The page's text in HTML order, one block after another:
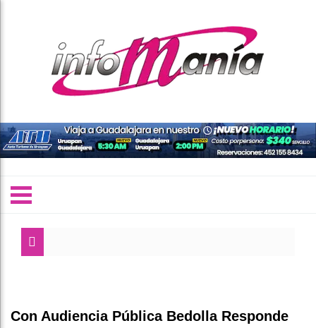
Con Audiencia Pública Bedolla Responde